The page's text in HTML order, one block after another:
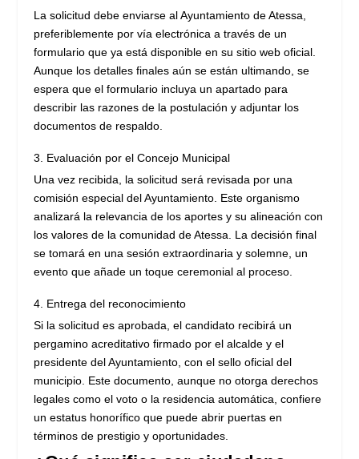
La solicitud debe enviarse al Ayuntamiento de Atessa,
preferiblemente por vía electrónica a través de un
formulario que ya está disponible en su sitio web oficial.
Aunque los detalles finales aún se están ultimando, se
espera que el formulario incluya un apartado para
describir las razones de la postulación y adjuntar los
documentos de respaldo.
Evaluación por el Concejo Municipal
Una vez recibida, la solicitud será revisada por una
comisión especial del Ayuntamiento. Este organismo
analizará la relevancia de los aportes y su alineación con
los valores de la comunidad de Atessa. La decisión final
se tomará en una sesión extraordinaria y solemne, un
evento que añade un toque ceremonial al proceso.
Entrega del reconocimiento
Si la solicitud es aprobada, el candidato recibirá un
pergamino acreditativo firmado por el alcalde y el
presidente del Ayuntamiento, con el sello oficial del
municipio. Este documento, aunque no otorga derechos
legales como el voto o la residencia automática, confiere
un estatus honorífico que puede abrir puertas en
términos de prestigio y oportunidades.